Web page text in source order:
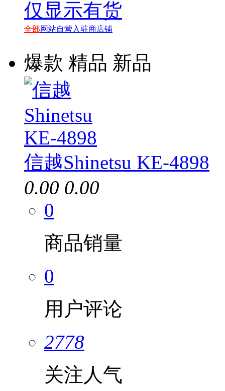
仅显示有货
全部网站自营入驻商店铺
爆款 精品 新品
信越Shinetsu KE-4898
0.00 0.00
0
商品销量
0
用户评论
2778
关注人气